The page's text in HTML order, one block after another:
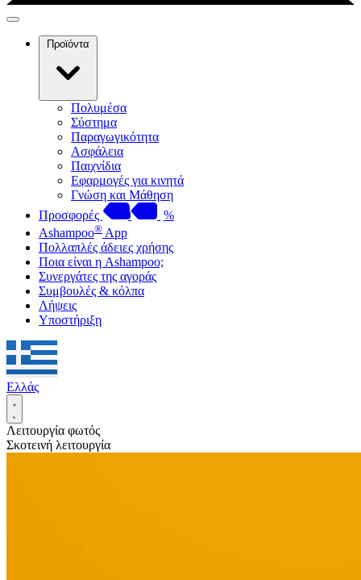
Προϊόντα
Πολυμέσα
Σύστημα
Παραγωγικότητα
Ασφάλεια
Παιχνίδια
Εφαρμογές για κινητά
Γνώση και Μάθηση
Προσφορές
%
Ashampoo® App
Πολλαπλές άδειες χρήσης
Ποια είναι η Ashampoo;
Συνεργάτες της αγοράς
Συμβουλές & κόλπα
Λήψεις
Υποστήριξη
Ελλάς
Λειτουργία φωτός
Σκοτεινή λειτουργία